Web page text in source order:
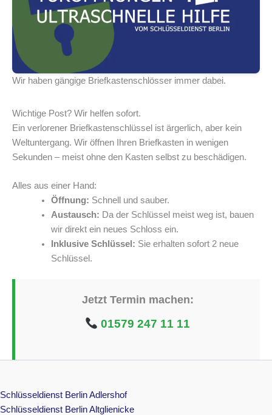
Wir haben gängige Briefkastenschlösser immer dabei.
Wichtige Post? Wir helfen sofort.
Ein verlorener Briefkastenschlüssel ist ärgerlich, aber kein
Weltuntergang. Wir öffnen Ihren Briefkasten in wenigen
Sekunden – meist ohne den Kasten selbst zu beschädigen.
Alles aus einer Hand:
Öffnung: Schnell und sauber.
Austausch: Da der Schlüssel meist weg ist, bauen
wir direkt ein neues Schloss ein.
Inklusive Schlüssel: Sie erhalten sofort 2 neue
Schlüssel.
Jetzt Termin machen:
01579 247 11 11
Schlüsseldienst Berlin Adlershof
Schlüsseldienst Berlin Altglienicke